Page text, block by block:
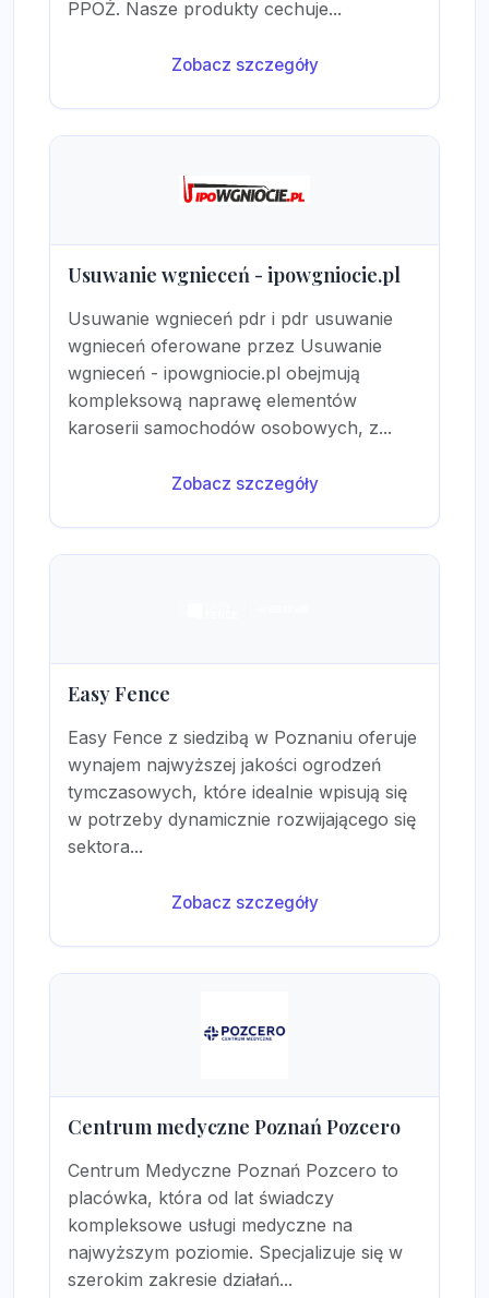
PPOŻ. Nasze produkty cechuje...
Zobacz szczegóły
Usuwanie wgnieceń - ipowgniocie.pl
Usuwanie wgnieceń pdr i pdr usuwanie
wgnieceń oferowane przez Usuwanie
wgnieceń - ipowgniocie.pl obejmują
kompleksową naprawę elementów
karoserii samochodów osobowych, z...
Zobacz szczegóły
Easy Fence
Easy Fence z siedzibą w Poznaniu oferuje
wynajem najwyższej jakości ogrodzeń
tymczasowych, które idealnie wpisują się
w potrzeby dynamicznie rozwijającego się
sektora...
Zobacz szczegóły
Centrum medyczne Poznań Pozcero
Centrum Medyczne Poznań Pozcero to
placówka, która od lat świadczy
kompleksowe usługi medyczne na
najwyższym poziomie. Specjalizuje się w
szerokim zakresie działań...